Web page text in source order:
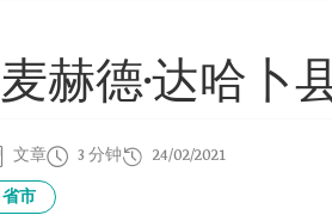
麦赫德·达哈卜
文章 3 分钟 24/02/2021
省市